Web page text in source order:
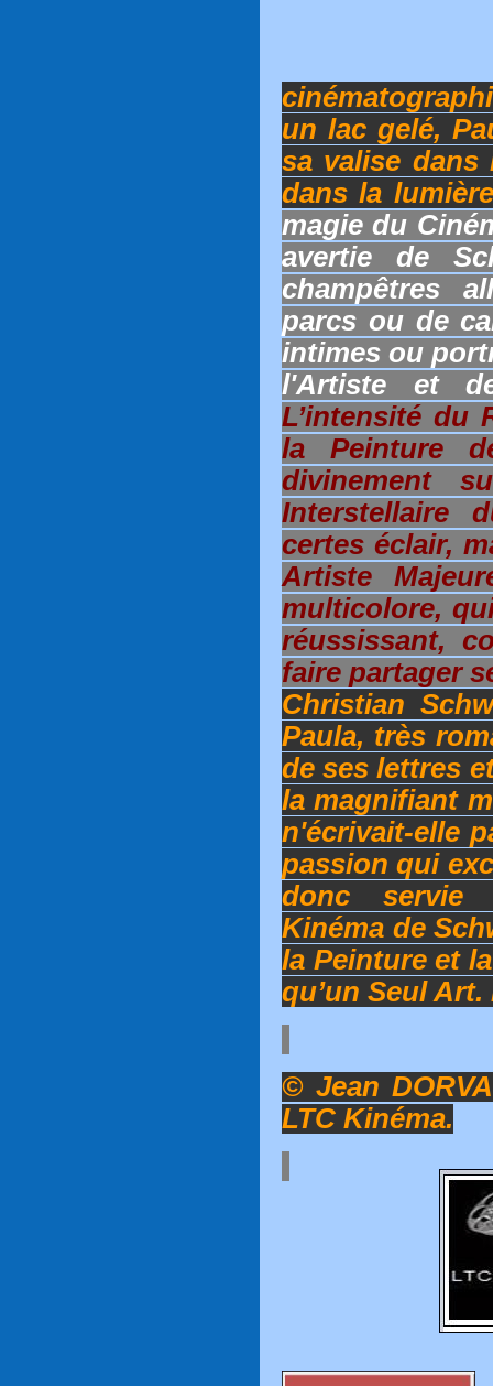
un lac gelé,
sa valise dans
dans la
magie du
avertie de
champêtres
parcs ou de
intimes ou
l'Artiste et
L’intensité du
la Peinture
divinement
Interstellaire
certes éclair,
Artiste
multicolore,
réussissant,
faire partager
Christian
Paula, très
de ses lettres
la magnifiant
n'écrivait-elle
passion qui
donc servie
Kinéma de
la Peinture et
qu’un Seul
© Jean
LTC Kinéma.